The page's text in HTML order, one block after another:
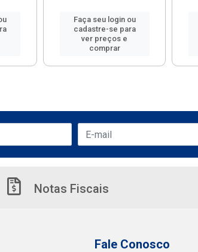
Faça seu login ou
cadastre-se para
ver preços e
comprar
Notas Fiscais
Fale Conosco